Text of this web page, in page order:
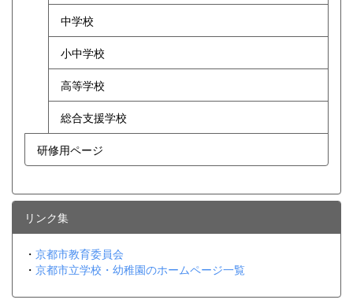
中学校
小中学校
高等学校
総合支援学校
研修用ページ
リンク集
・ 京都市教育委員会
・ 京都市立学校・幼稚園のホームページ一覧